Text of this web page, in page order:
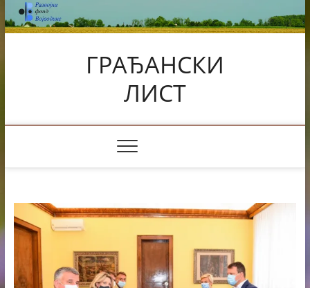
Skip
to
content
ГРАЂАНСКИ
ЛИСТ